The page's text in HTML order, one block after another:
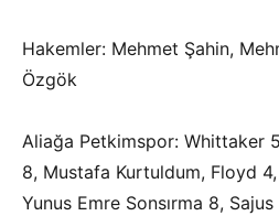
Hakemler: Mehmet Şahin,
Özgök
Aliağa Petkimspor: Whittaker
8, Mustafa Kurtuldum, Floyd
Yunus Emre Sonsırma 8,